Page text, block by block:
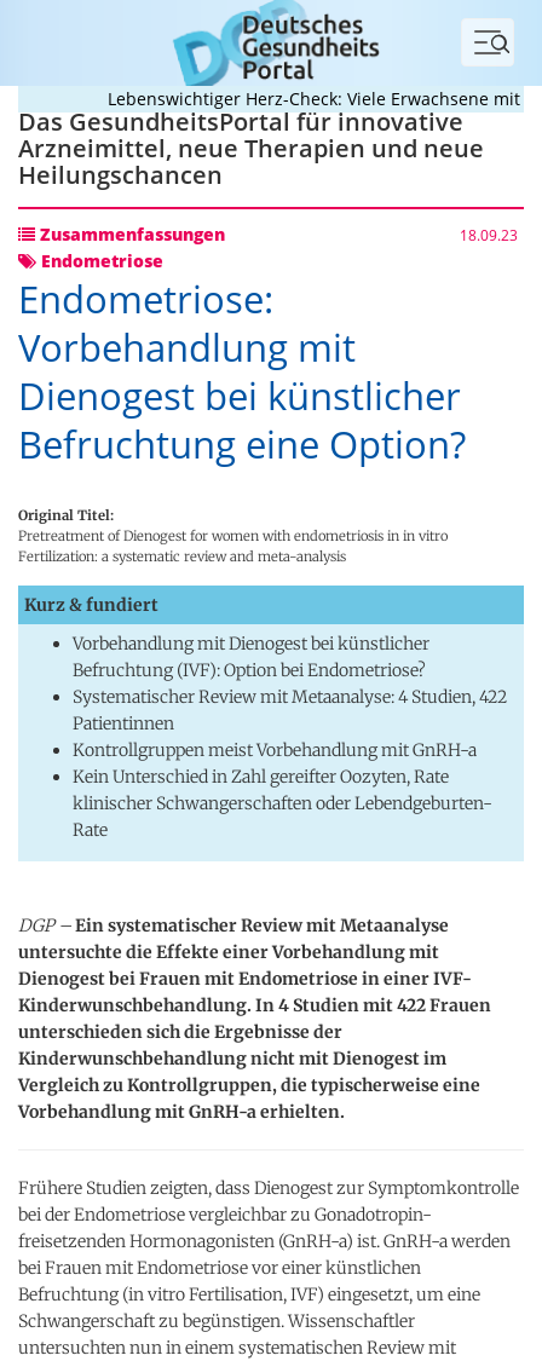
Menü
Lebenswichtiger Herz-Check: Viele Erwachsene mit
Das GesundheitsPortal für innovative
Arzneimittel, neue Therapien und neue
Heilungschancen
Zusammenfassungen 18.09.23
Endometriose
Endometriose:
Vorbehandlung mit
Dienogest bei künstlicher
Befruchtung eine Option?
Original Titel:
Pretreatment of Dienogest for women with endometriosis in in vitro
Fertilization: a systematic review and meta-analysis
Kurz & fundiert
Vorbehandlung mit Dienogest bei künstlicher
Befruchtung (IVF): Option bei Endometriose?
Systematischer Review mit Metaanalyse: 4 Studien, 422
Patientinnen
Kontrollgruppen meist Vorbehandlung mit GnRH-a
Kein Unterschied in Zahl gereifter Oozyten, Rate
klinischer Schwangerschaften oder Lebendgeburten-
Rate
DGP –Ein systematischer Review mit Metaanalyse
untersuchte die Effekte einer Vorbehandlung mit
Dienogest bei Frauen mit Endometriose in einer IVF-
Kinderwunschbehandlung. In 4 Studien mit 422 Frauen
unterschieden sich die Ergebnisse der
Kinderwunschbehandlung nicht mit Dienogest im
Vergleich zu Kontrollgruppen, die typischerweise eine
Vorbehandlung mit GnRH-a erhielten.
Frühere Studien zeigten, dass Dienogest zur Symptomkontrolle
bei der Endometriose vergleichbar zu Gonadotropin-
freisetzenden Hormonagonisten (GnRH-a) ist. GnRH-a werden
bei Frauen mit Endometriose vor einer künstlichen
Befruchtung (in vitro Fertilisation, IVF) eingesetzt, um eine
Schwangerschaft zu begünstigen. Wissenschaftler
untersuchten nun in einem systematischen Review mit